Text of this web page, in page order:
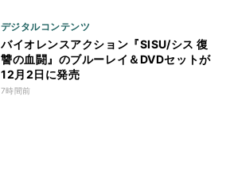
デジタルコンテンツ
バイオレンスアクション『SISU/シス 復
讐の血闘』のブルーレイ＆DVDセットが
12月2日に発売
7時間前